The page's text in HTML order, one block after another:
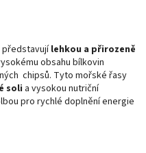
představujílehkou a přirozeně
obsahu bílkovin
chipsů. Tyto mořské řasy
soli a vysokou nutriční
pro rychlé doplnění energie